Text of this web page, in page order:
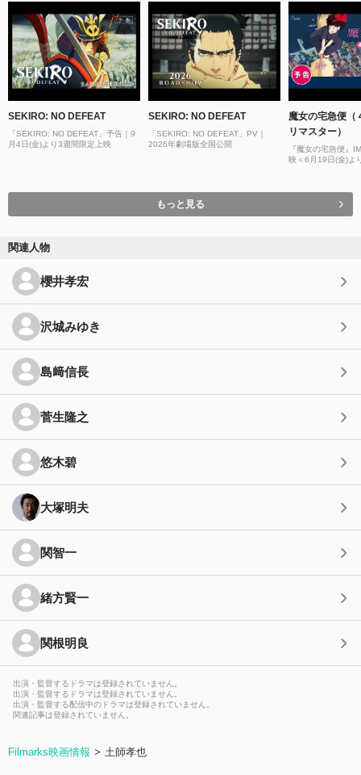
SEKIRO: NO DEFEAT
「SEKIRO: NO DEFEAT」予告｜9
月4日(金)より3週間限定上映
SEKIRO: NO DEFEAT
「SEKIRO: NO DEFEAT」PV｜
2026年劇場版全国公開
魔女の宅急便（
リマスター）
『魔女の宅急便』
映＜6月19日(金)よ
もっと見る
関連人物
櫻井孝宏
沢城みゆき
島﨑信長
菅生隆之
悠木碧
大塚明夫
関智一
緒方賢一
関根明良
出演・監督するドラマは登録されていません。
出演・監督するドラマは登録されていません。
出演・監督する配信中のドラマは登録されていません。
関連記事は登録されていません。
Filmarks映画情報 土師孝也